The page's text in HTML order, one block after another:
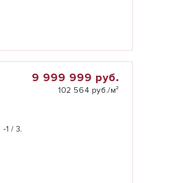
9 999 999 руб.
102 564 руб./м²
-1 / 3.